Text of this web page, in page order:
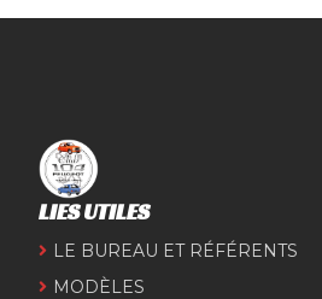
LIES UTILES
LE BUREAU ET RÉFÉRENTS
MODÈLES